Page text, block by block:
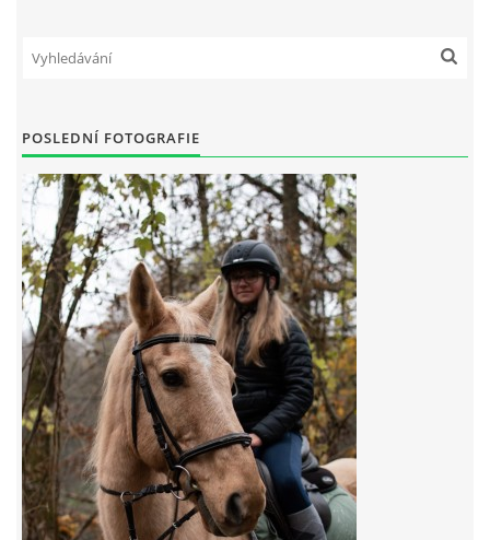
JARNÍ BRIGÁDA 20.5.2023
DNE 17.11.2023 KROUŽEK JEZDECTVÍ NENÍ
DĚKUJEME MĚSTU RYCHVALD ZA DOTACI V ROCE 2023
NABÍZÍME BRIGÁDU U NÁS VE STÁJI. PRO BLIŽŠÍ INFO
VOLEJTE 604265192
DĚKUJEME ZA PODPORU ČESKÉ UNIÍ SPORTU
JARNÍ BRIGÁDA 20.4 2024
POSLEDNÍ FOTOGRAFIE